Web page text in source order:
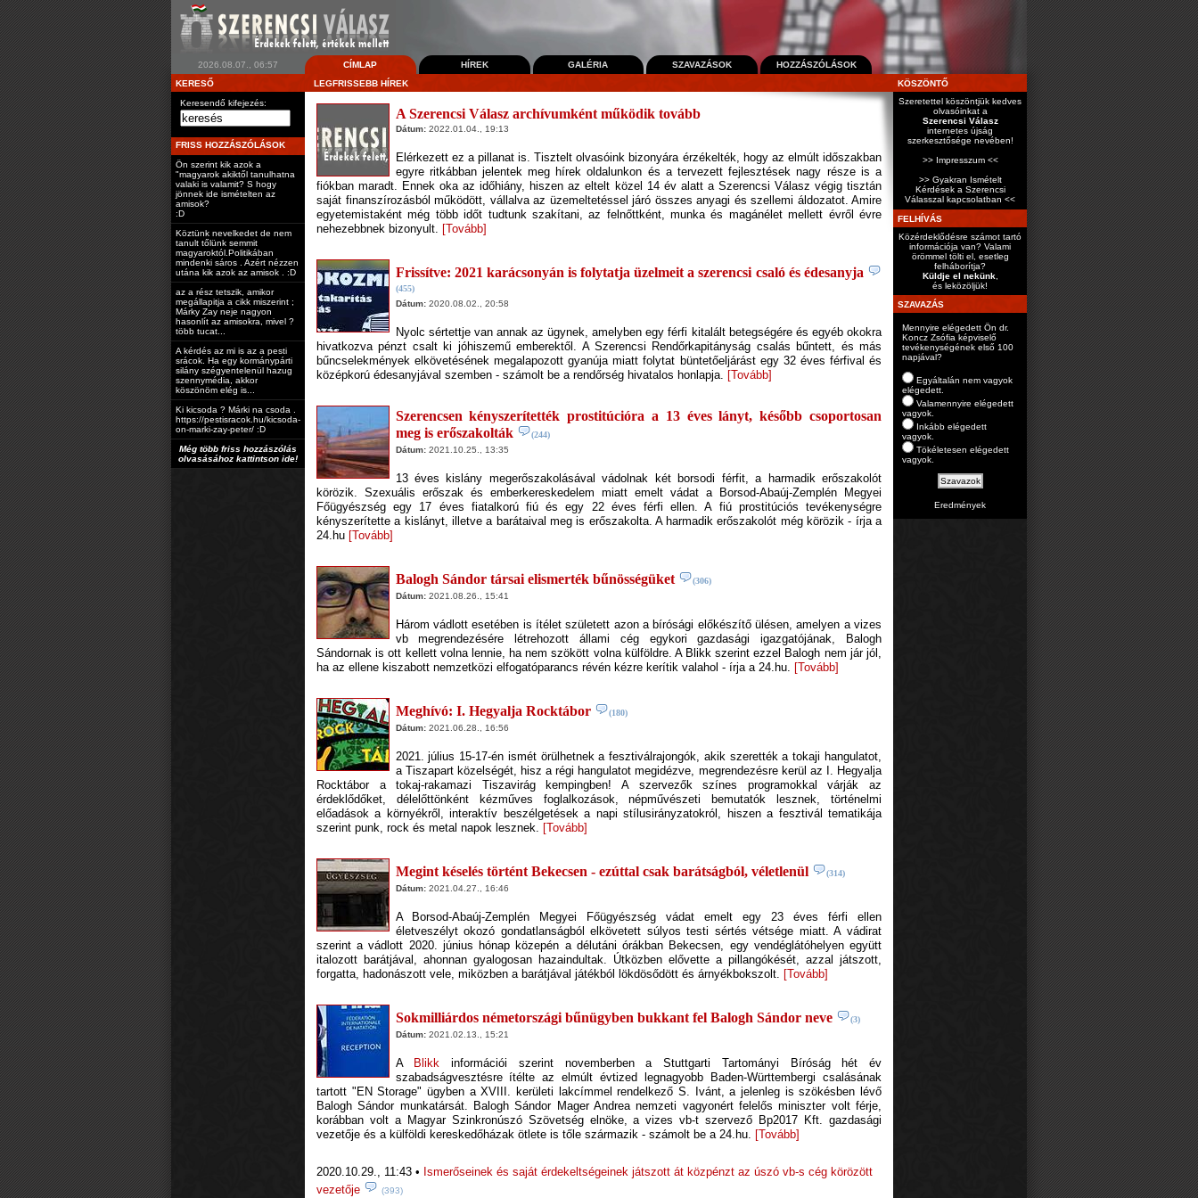
2026.08.07., 06:57 CÍMLAP HÍREK GALÉRIA SZAVAZÁSOK
HOZZÁSZÓLÁSOK
KERESŐ
Keresendő kifejezés:
FRISS HOZZÁSZÓLÁSOK
Ön szerint kik azok a
"magyarok akiktől tanulhatna
valaki is valamit? S hogy
jönnek ide ismételten az
amisok?
:D
Köztünk nevelkedet de nem
tanult tőlünk semmit
magyaroktól.Politikában
mindenki sáros . Azért nézzen
utána kik azok az amisok . :D
az a rész tetszik, amikor
megállapitja a cikk miszerint ;
Márky Zay neje nagyon
hasonlít az amisokra, mivel ?
több tucat...
A kérdés az mi is az a pesti
srácok. Ha egy kormánypárti
silány szégyentelenül hazug
szennymédia, akkor
köszönöm elég is...
Ki kicsoda ? Márki na csoda .
https://pestisracok.hu/kicsoda-
on-marki-zay-peter/ :D
Még több friss hozzászólás
olvasásához kattintson ide!
KÖSZÖNTŐ
Szeretettel köszöntjük kedves
olvasóinkat a
Szerencsi Válasz
internetes újság
szerkesztősége nevében!
>> Impresszum <<
>> Gyakran Ismételt
Kérdések a Szerencsi
Válasszal kapcsolatban <<
FELHÍVÁS
Közérdeklődésre számot tartó
információja van? Valami
örömmel tölti el, esetleg
felháborítja?
Küldje el nekünk,
és leközöljük!
SZAVAZÁS
Mennyire elégedett Ön dr.
Koncz Zsófia képviselő
tevékenységének első 100
napjával?
Egyáltalán nem vagyok
elégedett.
Valamennyire elégedett
vagyok.
Inkább elégedett
vagyok.
Tökéletesen elégedett
vagyok.
Eredmények
LEGFRISSEBB HÍREK
A Szerencsi Válasz archívumként működik tovább
Dátum: 2022.01.04., 19:13
Elérkezett ez a pillanat is. Tisztelt olvasóink bizonyára érzékelték, hogy az elmúlt időszakban
egyre ritkábban jelentek meg hírek oldalunkon és a tervezett fejlesztések nagy része is a
fiókban maradt. Ennek oka az időhiány, hiszen az eltelt közel 14 év alatt a Szerencsi Válasz végig tisztán
saját finanszírozásból működött, vállalva az üzemeltetéssel járó összes anyagi és szellemi áldozatot. Amire
egyetemistaként még több időt tudtunk szakítani, az felnőttként, munka és magánélet mellett évről évre
nehezebbnek bizonyult. [Tovább]
Frissítve: 2021 karácsonyán is folytatja üzelmeit a szerencsi csaló és édesanyja
(455)
Dátum: 2020.08.02., 20:58
Nyolc sértettje van annak az ügynek, amelyben egy férfi kitalált betegségére és egyéb okokra
hivatkozva pénzt csalt ki jóhiszemű emberektől. A Szerencsi Rendőrkapitányság csalás bűntett, és más
bűncselekmények elkövetésének megalapozott gyanúja miatt folytat büntetőeljárást egy 32 éves férfival és
középkorú édesanyjával szemben - számolt be a rendőrség hivatalos honlapja. [Tovább]
Szerencsen kényszerítették prostitúcióra a 13 éves lányt, később csoportosan
meg is erőszakolták
(244)
Dátum: 2021.10.25., 13:35
13 éves kislány megerőszakolásával vádolnak két borsodi férfit, a harmadik erőszakolót
körözik. Szexuális erőszak és emberkereskedelem miatt emelt vádat a Borsod-Abaúj-Zemplén Megyei
Főügyészség egy 17 éves fiatalkorú fiú és egy 22 éves férfi ellen. A fiú prostitúciós tevékenységre
kényszerítette a kislányt, illetve a barátaival meg is erőszakolta. A harmadik erőszakolót még körözik - írja a
24.hu [Tovább]
Balogh Sándor társai elismerték bűnösségüket
(306)
Dátum: 2021.08.26., 15:41
Három vádlott esetében is ítélet született azon a bírósági előkészítő ülésen, amelyen a vizes
vb megrendezésére létrehozott állami cég egykori gazdasági igazgatójának, Balogh
Sándornak is ott kellett volna lennie, ha nem szökött volna külföldre. A Blikk szerint ezzel Balogh nem jár jól,
ha az ellene kiszabott nemzetközi elfogatóparancs révén kézre kerítik valahol - írja a 24.hu. [Tovább]
Meghívó: I. Hegyalja Rocktábor
(180)
Dátum: 2021.06.28., 16:56
2021. július 15-17-én ismét örülhetnek a fesztiválrajongók, akik szerették a tokaji hangulatot,
a Tiszapart közelségét, hisz a régi hangulatot megidézve, megrendezésre kerül az I. Hegyalja
Rocktábor a tokaj-rakamazi Tiszavirág kempingben! A szervezők színes programokkal várják az
érdeklődőket, délelőttönként kézműves foglalkozások, népművészeti bemutatók lesznek, történelmi
előadások a környékről, interaktív beszélgetések a napi stílusirányzatokról, hiszen a fesztivál tematikája
szerint punk, rock és metal napok lesznek. [Tovább]
Megint késelés történt Bekecsen - ezúttal csak barátságból, véletlenül
(314)
Dátum: 2021.04.27., 16:46
A Borsod-Abaúj-Zemplén Megyei Főügyészség vádat emelt egy 23 éves férfi ellen
életveszélyt okozó gondatlanságból elkövetett súlyos testi sértés vétsége miatt. A vádirat
szerint a vádlott 2020. június hónap közepén a délutáni órákban Bekecsen, egy vendéglátóhelyen együtt
italozott barátjával, ahonnan gyalogosan hazaindultak. Útközben elővette a pillangókését, azzal játszott,
forgatta, hadonászott vele, miközben a barátjával játékból lökdösődött és árnyékbokszolt. [Tovább]
Sokmilliárdos németországi bűnügyben bukkant fel Balogh Sándor neve
(3)
Dátum: 2021.02.13., 15:21
A Blikk információi szerint novemberben a Stuttgarti Tartományi Bíróság hét év
szabadságvesztésre ítélte az elmúlt évtized legnagyobb Baden-Württembergi csalásának
tartott "EN Storage" ügyben a XVIII. kerületi lakcímmel rendelkező S. Ivánt, a jelenleg is szökésben lévő
Balogh Sándor munkatársát. Balogh Sándor Mager Andrea nemzeti vagyonért felelős miniszter volt férje,
korábban volt a Magyar Szinkronúszó Szövetség elnöke, a vizes vb-t szervező Bp2017 Kft. gazdasági
vezetője és a külföldi kereskedőházak ötlete is tőle származik - számolt be a 24.hu. [Tovább]
2020.10.29., 11:43 • Ismerőseinek és saját érdekeltségeinek játszott át közpénzt az úszó vb-s cég körözött
vezetője
(393)